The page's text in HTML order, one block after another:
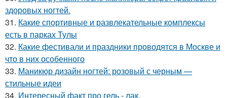
здоровых ногтей.
31. Какие спортивные и развлекательные комплексы
есть в парках Тулы
32. Какие фестивали и праздники проводятся в Москве и
что в них особенного
33. Маникюр дизайн ногтей: розовый с черным —
стильные идеи
34. Интересный факт про гель - лак.